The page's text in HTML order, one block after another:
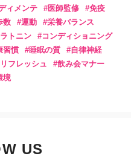
ィメンテ 医師監修
免疫
数 運動
栄養バランス
トニン
コンディショニング
習慣 睡眠の質
自律神経
リフレッシュ
飲み会マナー
境
US